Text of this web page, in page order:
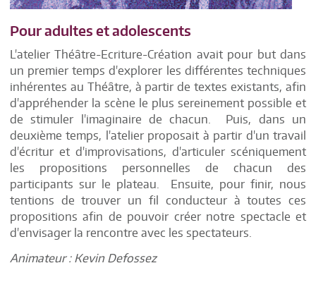
Pour adultes et adolescents
L'atelier Théâtre-Ecriture-Création avait pour but dans
un premier temps d'explorer les différentes techniques
inhérentes au Théâtre, à partir de textes existants, afin
d'appréhender la scène le plus sereinement possible et
de stimuler l'imaginaire de chacun. Puis, dans un
deuxième temps, l'atelier proposait à partir d'un travail
d'écritur et d'improvisations, d'articuler scéniquement
les propositions personnelles de chacun des
participants sur le plateau. Ensuite, pour finir, nous
tentions de trouver un fil conducteur à toutes ces
propositions afin de pouvoir créer notre spectacle et
d'envisager la rencontre avec les spectateurs.
Animateur : Kevin Defossez